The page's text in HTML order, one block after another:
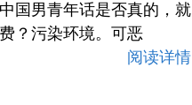
国男青年话是否真的，就
？污染环境。可恶
阅读详情